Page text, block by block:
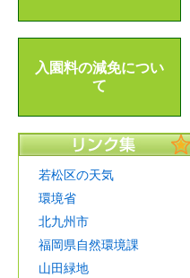
入園料の減免につい
て
若松区の天気
環境省
北九州市
福岡県自然環境課
山田緑地